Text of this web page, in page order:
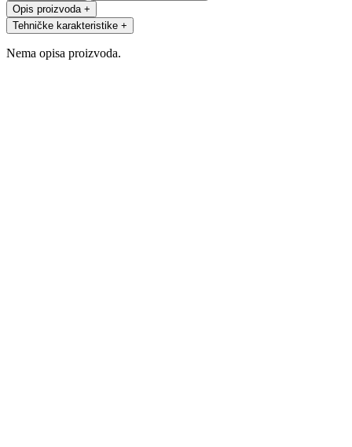
Opis proizvoda +
Tehničke karakteristike +
Nema opisa proizvoda.